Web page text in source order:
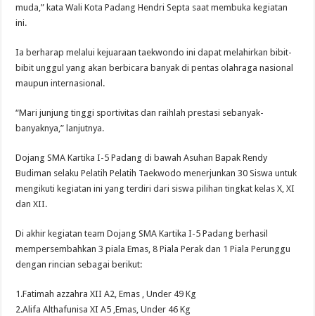
muda,” kata Wali Kota Padang Hendri Septa saat membuka kegiatan
ini.
Ia berharap melalui kejuaraan taekwondo ini dapat melahirkan bibit-
bibit unggul yang akan berbicara banyak di pentas olahraga nasional
maupun internasional.
“Mari junjung tinggi sportivitas dan raihlah prestasi sebanyak-
banyaknya,” lanjutnya.
Dojang SMA Kartika I-5 Padang di bawah Asuhan Bapak Rendy
Budiman selaku Pelatih Pelatih Taekwodo menerjunkan 30 Siswa untuk
mengikuti kegiatan ini yang terdiri dari siswa pilihan tingkat kelas X, XI
dan XII.
Di akhir kegiatan team Dojang SMA Kartika I-5 Padang berhasil
mempersembahkan 3 piala Emas, 8 Piala Perak dan 1 Piala Perunggu
dengan rincian sebagai berikut:
1.Fatimah azzahra XII A2, Emas , Under 49 Kg
2.Alifa Althafunisa XI A5 ,Emas, Under 46 Kg